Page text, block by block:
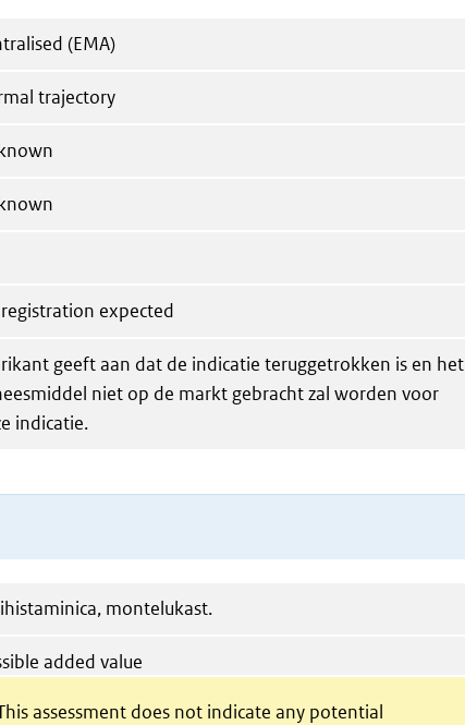
(EMA)
trajectory
expected
geeft aan dat de indicatie teruggetrokken is en het
niet op de markt gebracht zal worden voor
indicatie.
montelukast.
added value
assessment does not indicate any potential